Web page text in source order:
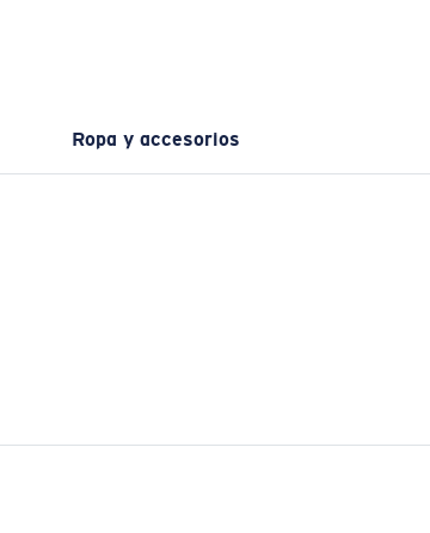
Ropa y accesorios